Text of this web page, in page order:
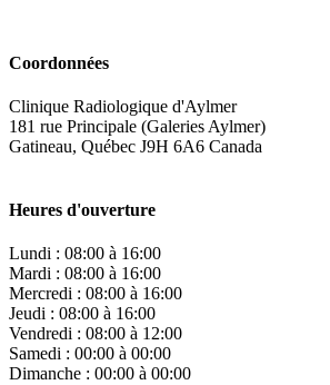
Coordonnées
Clinique Radiologique d'Aylmer
181 rue Principale (Galeries Aylmer)
Gatineau, Québec J9H 6A6 Canada
Heures d'ouverture
Lundi : 08:00 à 16:00
Mardi : 08:00 à 16:00
Mercredi : 08:00 à 16:00
Jeudi : 08:00 à 16:00
Vendredi : 08:00 à 12:00
Samedi : 00:00 à 00:00
Dimanche : 00:00 à 00:00